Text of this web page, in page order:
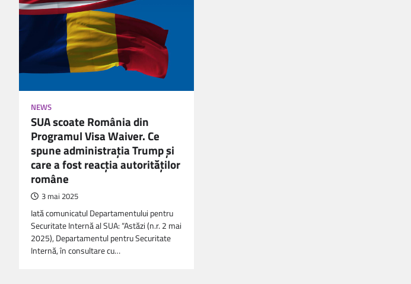
NEWS
SUA scoate România din
Programul Visa Waiver. Ce
spune administraţia Trump şi
care a fost reacţia autorităților
române
3 mai 2025
Iată comunicatul Departamentului pentru
Securitate Internă al SUA: “Astăzi (n.r. 2 mai
2025), Departamentul pentru Securitate
Internă, în consultare cu…